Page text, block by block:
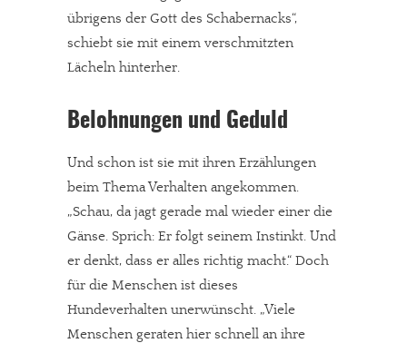
übrigens der Gott des Schabernacks“,
schiebt sie mit einem verschmitzten
Lächeln hinterher.
Belohnungen und Geduld
Und schon ist sie mit ihren Erzählungen
beim Thema Verhalten angekommen.
„Schau, da jagt gerade mal wieder einer die
Gänse. Sprich: Er folgt seinem Instinkt. Und
er denkt, dass er alles richtig macht.“ Doch
für die Menschen ist dieses
Hundeverhalten unerwünscht. „Viele
Menschen geraten hier schnell an ihre